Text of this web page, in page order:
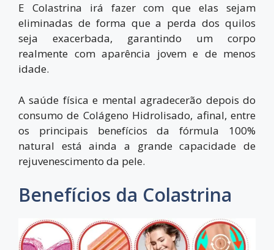
E Colastrina irá fazer com que elas sejam
eliminadas de forma que a perda dos quilos
seja exacerbada, garantindo um corpo
realmente com aparência jovem e de menos
idade.
A saúde física e mental agradecerão depois do
consumo de Colágeno Hidrolisado, afinal, entre
os principais benefícios da fórmula 100%
natural está ainda a grande capacidade de
rejuvenescimento da pele.
Benefícios da Colastrina